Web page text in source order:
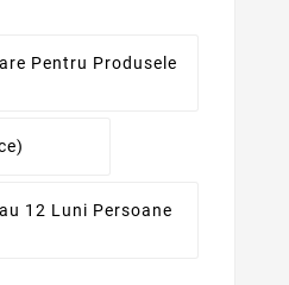
Pentru Produsele
12 Luni Persoane